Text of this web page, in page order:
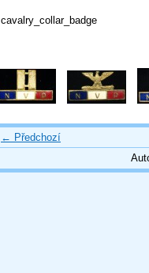
cavalry_collar_badge
← Předchozí